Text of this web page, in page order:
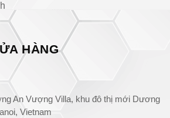
HÀNG
An Vượng Villa, khu đô thị mới Dương
Vietnam